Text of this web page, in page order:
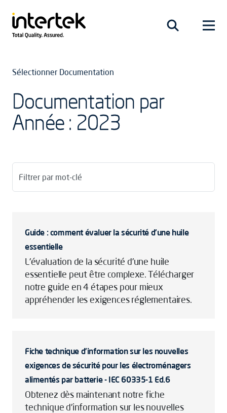
Sélectionner Documentation
Documentation par
Année : 2023
Filtrer par mot-clé
Guide : comment évaluer la sécurité d'une huile
essentielle
L'évaluation de la sécurité d'une huile
essentielle peut être complexe. Télécharger
notre guide en 4 étapes pour mieux
appréhender les exigences réglementaires.
Fiche technique d'information sur les nouvelles
exigences de sécurité pour les électroménagers
alimentés par batterie - IEC 60335-1 Ed.6
Obtenez dès maintenant notre fiche
technique d'information sur les nouvelles